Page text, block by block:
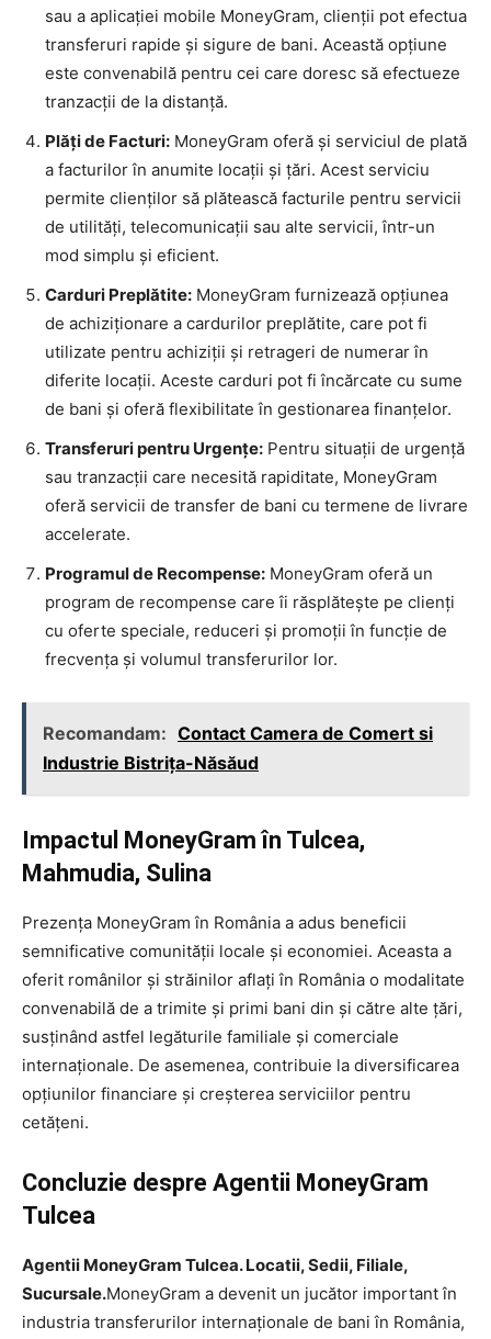
sau a aplicației mobile MoneyGram, clienții pot efectua
transferuri rapide și sigure de bani. Această opțiune
este convenabilă pentru cei care doresc să efectueze
tranzacții de la distanță.
Plăți de Facturi: MoneyGram oferă și serviciul de plată
a facturilor în anumite locații și țări. Acest serviciu
permite clienților să plătească facturile pentru servicii
de utilități, telecomunicații sau alte servicii, într-un
mod simplu și eficient.
Carduri Preplătite: MoneyGram furnizează opțiunea
de achiziționare a cardurilor preplătite, care pot fi
utilizate pentru achiziții și retrageri de numerar în
diferite locații. Aceste carduri pot fi încărcate cu sume
de bani și oferă flexibilitate în gestionarea finanțelor.
Transferuri pentru Urgențe: Pentru situații de urgență
sau tranzacții care necesită rapiditate, MoneyGram
oferă servicii de transfer de bani cu termene de livrare
accelerate.
Programul de Recompense: MoneyGram oferă un
program de recompense care îi răsplătește pe clienți
cu oferte speciale, reduceri și promoții în funcție de
frecvența și volumul transferurilor lor.
Recomandam: Contact Camera de Comert si
Industrie Bistrița-Năsăud
Impactul MoneyGram în Tulcea,
Mahmudia, Sulina
Prezența MoneyGram în România a adus beneficii
semnificative comunității locale și economiei. Aceasta a
oferit românilor și străinilor aflați în România o modalitate
convenabilă de a trimite și primi bani din și către alte țări,
susținând astfel legăturile familiale și comerciale
internaționale. De asemenea, contribuie la diversificarea
opțiunilor financiare și creșterea serviciilor pentru
cetățeni.
Concluzie despre Agentii MoneyGram
Tulcea
Agentii MoneyGram Tulcea. Locatii, Sedii, Filiale,
Sucursale.MoneyGram a devenit un jucător important în
industria transferurilor internaționale de bani în România,